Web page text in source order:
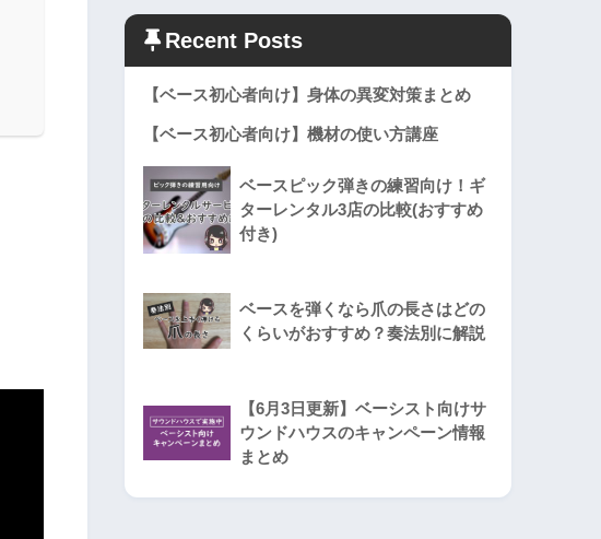
Recent Posts
【ベース初心者向け】身体の異変対策まとめ
【ベース初心者向け】機材の使い方講座
ベースピック弾きの練習向け！ギ
ターレンタル3店の比較(おすすめ
付き)
ベースを弾くなら爪の長さはどの
くらいがおすすめ？奏法別に解説
【6月3日更新】ベーシスト向けサ
ウンドハウスのキャンペーン情報
まとめ